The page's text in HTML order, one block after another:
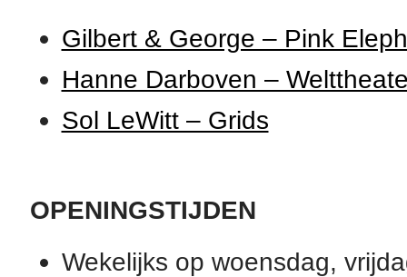
Gilbert & George – Pink
Hanne Darboven –
Sol LeWitt – Grids
OPENINGSTIJDEN
Wekelijks op woensdag,